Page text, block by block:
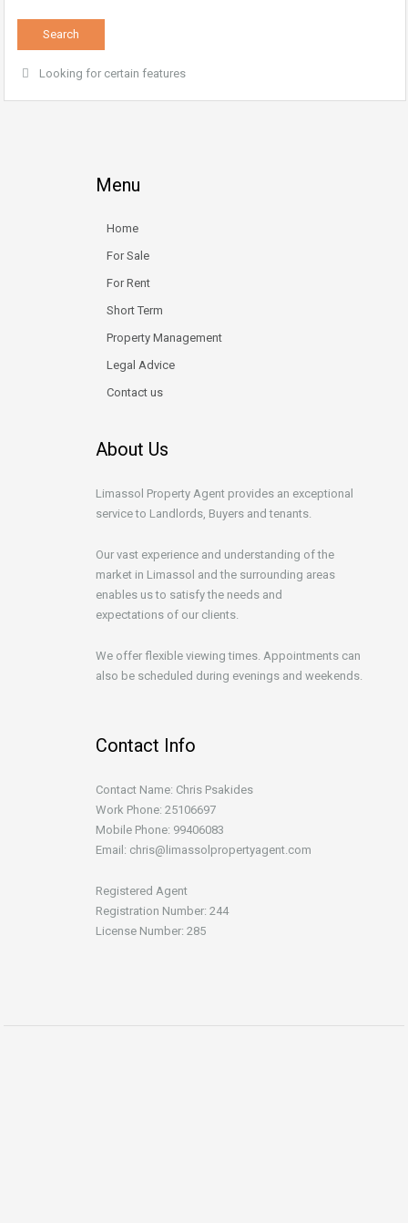
Looking for certain features
Menu
Home
For Sale
For Rent
Short Term
Property Management
Legal Advice
Contact us
About Us
Limassol Property Agent provides an exceptional
service to Landlords, Buyers and tenants.
Our vast experience and understanding of the
market in Limassol and the surrounding areas
enables us to satisfy the needs and
expectations of our clients.
We offer flexible viewing times. Appointments can
also be scheduled during evenings and weekends.
Contact Info
Contact Name: Chris Psakides
Work Phone: 25106697
Mobile Phone: 99406083
Email: chris@limassolpropertyagent.com
Registered Agent
Registration Number: 244
License Number: 285